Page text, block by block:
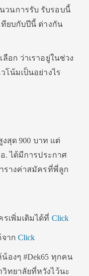
วนการรับ รับรอบนี้
ทียบกับปีนี้ ต่างกัน
อก ว่าเราอยู่ในช่วง
โน้มเป็นอย่างไร
สุด 900 บาท แต่
. ได้มีการประกาศ
รางค่าสมัครที่พี่ลูก
เพิ่มเติมได้ที่ Click
าก Click
องๆ #Dek65 ทุกคน
ทยาลัยที่หวังไว้นะ